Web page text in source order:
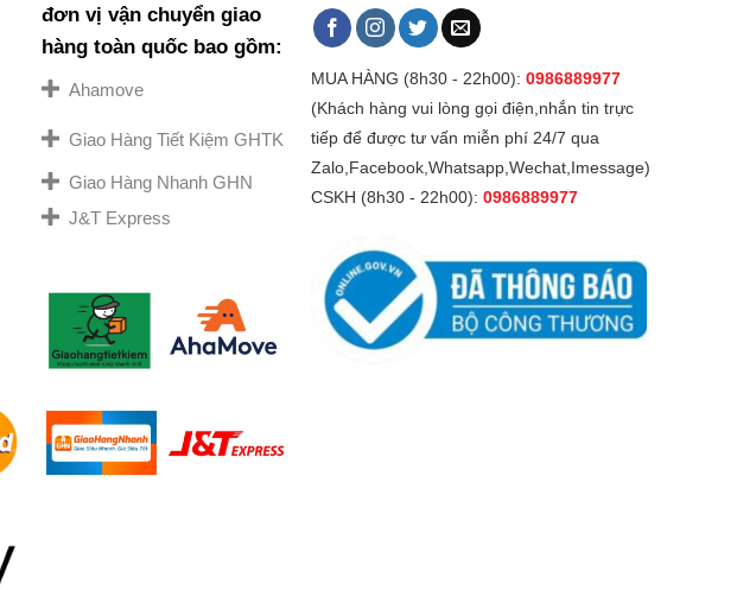
đơn vị vận chuyển giao
hàng toàn quốc bao gồm:
Ahamove
Giao Hàng Tiết Kiệm GHTK
Giao Hàng Nhanh GHN
J&T Express
MUA HÀNG (8h30 - 22h00): 0986889977
(Khách hàng vui lòng gọi điện,nhắn tin trực
tiếp để được tư vấn miễn phí 24/7 qua
Zalo,Facebook,Whatsapp,Wechat,Imessage)
CSKH (8h30 - 22h00): 0986889977